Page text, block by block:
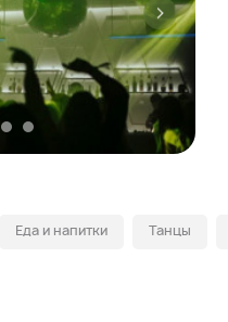
Еда и напитки Танцы